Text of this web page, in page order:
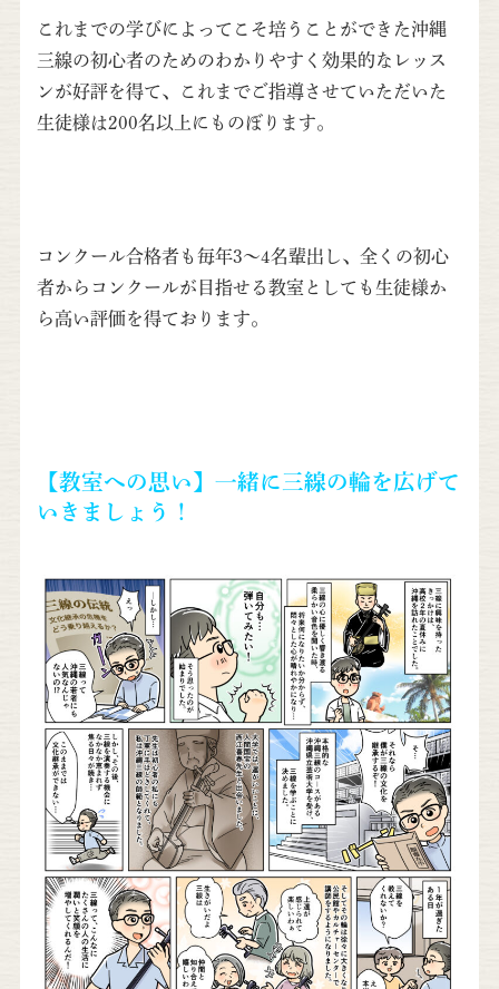
これまでの学びによってこそ培うことができた沖縄
三線の初心者のためのわかりやすく効果的なレッス
ンが好評を得て、これまでご指導させていただいた
生徒様は200名以上にものぼります。
コンクール合格者も毎年3～4名輩出し、全くの初心
者からコンクールが目指せる教室としても生徒様か
ら高い評価を得ております。
【教室への思い】一緒に三線の輪を広げて
いきましょう！